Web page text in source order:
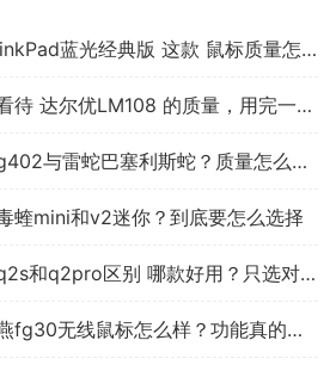
【全方位解读】ThinkPad蓝光经典版 这款 鼠标质量怎么样？优劣分析评测结果！
【有点小坑】如何看待 达尔优LM108 的质量，用完一个月评测感觉怎么样！？
用后感受解析罗技g402与雷蛇巴塞利斯蛇？质量怎么样值不值得买
蝰mini和v2迷你？到底要怎么选择
真实情况透露华为q2s和q2pro区别 哪款好用？只选对的不选贵的
人气博主评价双飞燕fg30无线鼠标怎么样？功能真的不好吗